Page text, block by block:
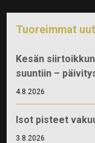
Tuoreimmat
Kesän
suuntiin –
4.8.2026
Isot pisteet
3.8.2026